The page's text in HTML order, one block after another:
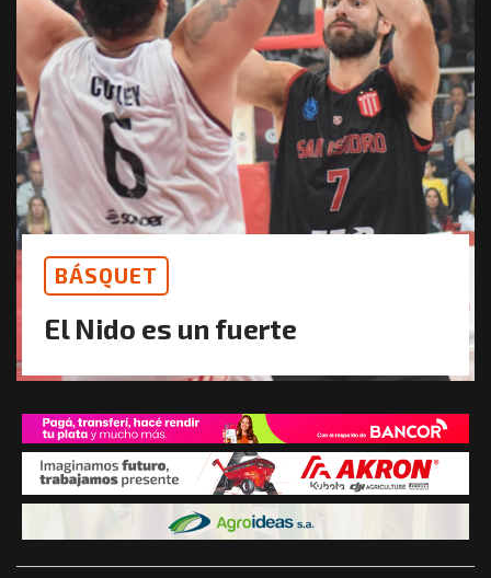
BÁSQUET
El Nido es un fuerte